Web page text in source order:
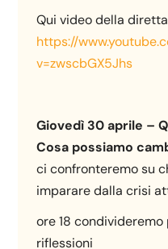
Qui video della diretta
https://
v=zwscbGX5Jhs
Giovedì 30 aprile –
Cosa possiamo
ci confronteremo su
imparare dalla crisi
ore 18
riflessioni